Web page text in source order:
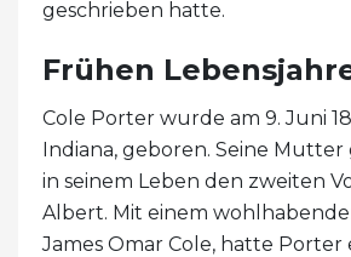
geschrieben hatte.
Frühen
Cole Porter wurde am 9. Juni
Indiana, geboren. Seine Mutter
in seinem Leben den zweiten
Albert. Mit einem
James Omar Cole, hatte Porter